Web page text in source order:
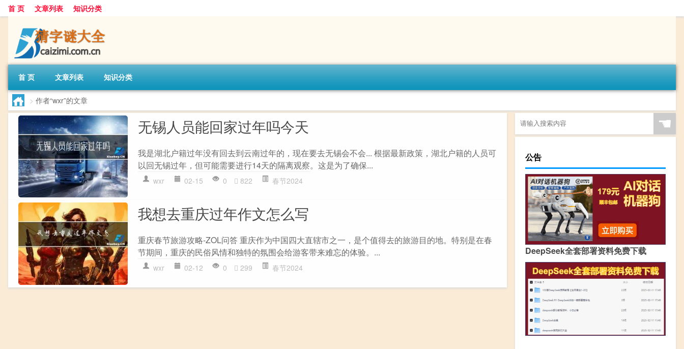
首 页 文章列表 知识分类
首 页 文章列表 知识分类
> 作者“wxr”的文章
无锡人员能回家过年吗今天
我是湖北户籍过年没有回去到云南过年的，现在要去无锡会不会... 根据最新政策，湖北户籍的人员可
以回无锡过年，但可能需要进行14天的隔离观察。这是为了确保...
wxr 02-15 0 822 春节2024
我想去重庆过年作文怎么写
重庆春节旅游攻略-ZOL问答 重庆作为中国四大直辖市之一，是个值得去的旅游目的地。特别是在春
节期间，重庆的民俗风情和独特的氛围会给游客带来难忘的体验。...
wxr 02-12 0 299 春节2024
☚
公告
DeepSeek全套部署资料免费下载